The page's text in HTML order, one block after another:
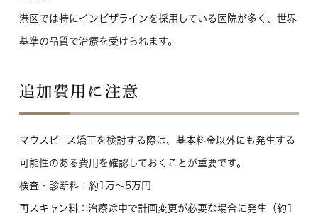
港区では特にインビザラインを採用している医院が多く、世界
基準の品質で治療を受けられます。
追加費用に注意
マウスピース矯正を検討する際は、基本料金以外にも発生する
可能性のある費用を確認しておくことが重要です。
検査・診断料：約1万〜5万円
再スキャン料：治療途中で計画変更が必要な場合に発生（約1